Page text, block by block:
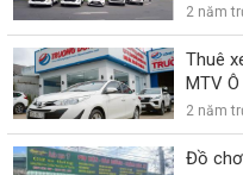
2 năm
Thuê
MTV
2 năm
Đồ